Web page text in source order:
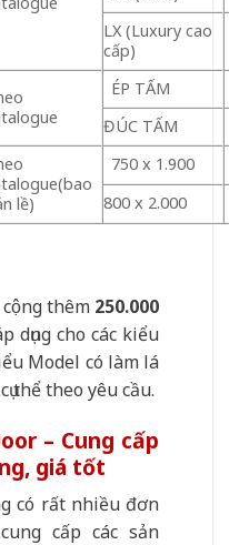
LX (Luxury cao
cấp)
ÉP TẤM
ĐÚC TẤM
lề)
750 x 1.900
800 x 2.000
thêm 250.000
dụng cho các kiểu
Model có làm lá
thể theo yêu cầu.
– Cung cấp
giá tốt
có rất nhiều đơn
cấp các sản